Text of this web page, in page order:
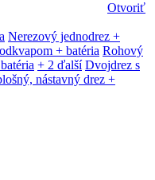
Otvoriť
Nerezový jednodrez +
+ batéria Rohový
+ 2 ďalší Dvojdrez s
nástavný drez +